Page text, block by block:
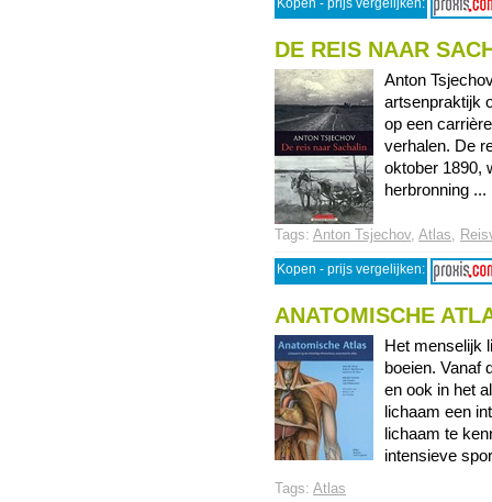
Kopen - prijs vergelijken:
DE REIS NAAR
Anton
artsenpraktijk
op een
verhalen. De
oktober 1890,
herbronning
Tags: Anton Tsjechov, Atlas,
Kopen - prijs vergelijken:
ANATOMISCHE
Het menselijk
boeien. Vanaf
en ook in het
lichaam een
lichaam te
intensieve
Tags: Atlas